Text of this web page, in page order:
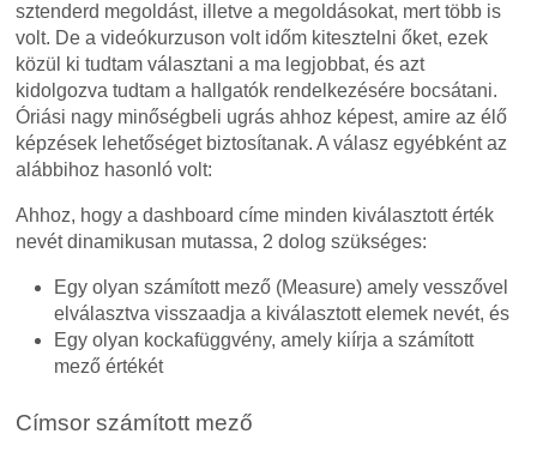
sztenderd megoldást, illetve a megoldásokat, mert több is
volt. De a videókurzuson volt időm kitesztelni őket, ezek
közül ki tudtam választani a ma legjobbat, és azt
kidolgozva tudtam a hallgatók rendelkezésére bocsátani.
Óriási nagy minőségbeli ugrás ahhoz képest, amire az élő
képzések lehetőséget biztosítanak. A válasz egyébként az
alábbihoz hasonló volt:
Ahhoz, hogy a dashboard címe minden kiválasztott érték
nevét dinamikusan mutassa, 2 dolog szükséges:
Egy olyan számított mező (Measure) amely vesszővel
elválasztva visszaadja a kiválasztott elemek nevét, és
Egy olyan kockafüggvény, amely kiírja a számított
mező értékét
Címsor számított mező